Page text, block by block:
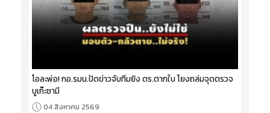
โอละพ่อ! กอ.รมน.ปัดข่าวจับทีมยิง ตร.ตากใบ โยงถล่มจุดตรวจ
บูเก๊ะซามี
04 สิงหาคม 2569